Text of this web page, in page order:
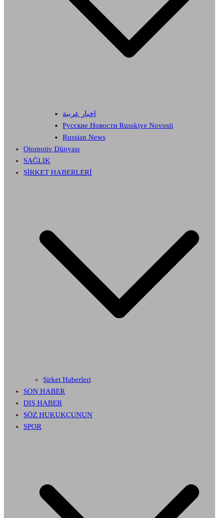
اخبار عربية
Русские Новости Russkiye Novosti
Russian News
Otomotiv Dünyası
SAĞLIK
ŞİRKET HABERLERİ
Şirket Haberleri
SON HABER
DIŞ HABER
SÖZ HUKUKÇUNUN
SPOR